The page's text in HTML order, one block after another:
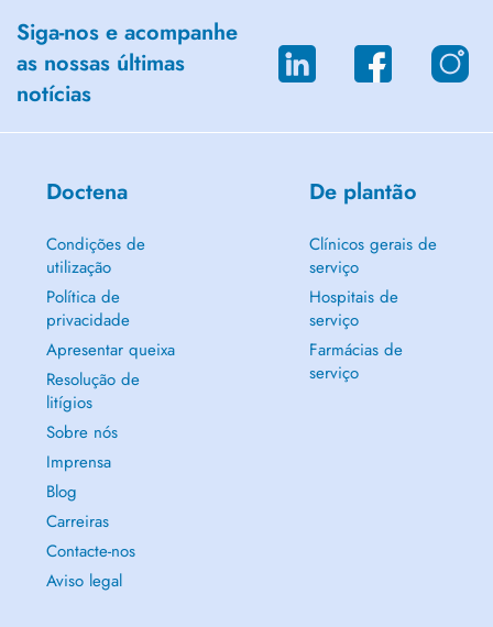
Siga-nos e acompanhe
as nossas últimas
notícias
Doctena
Condições de
utilização
Política de
privacidade
Apresentar queixa
Resolução de
litígios
Sobre nós
Imprensa
Blog
Carreiras
Contacte-nos
Aviso legal
De plantão
Clínicos gerais de
serviço
Hospitais de
serviço
Farmácias de
serviço